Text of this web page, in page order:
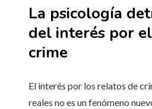
La psicología
del interés por
crime
El interés por los relatos de
reales no es un fenómeno